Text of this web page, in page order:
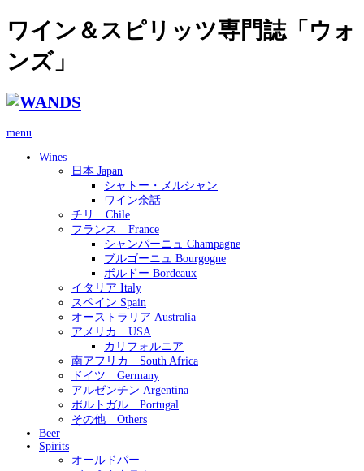
ワイン＆スピリッツ専門誌「ウォ
ンズ」
menu
Wines
日本 Japan
シャトー・メルシャン
ワイン余話
チリ Chile
フランス France
シャンパーニュ Champagne
ブルゴーニュ Bourgogne
ボルドー Bordeaux
イタリア Italy
スペイン Spain
オーストラリア Australia
アメリカ USA
カリフォルニア
南アフリカ South Africa
ドイツ Germany
アルゼンチン Argentina
ポルトガル Portugal
その他 Others
Beer
Spirits
オールドパー